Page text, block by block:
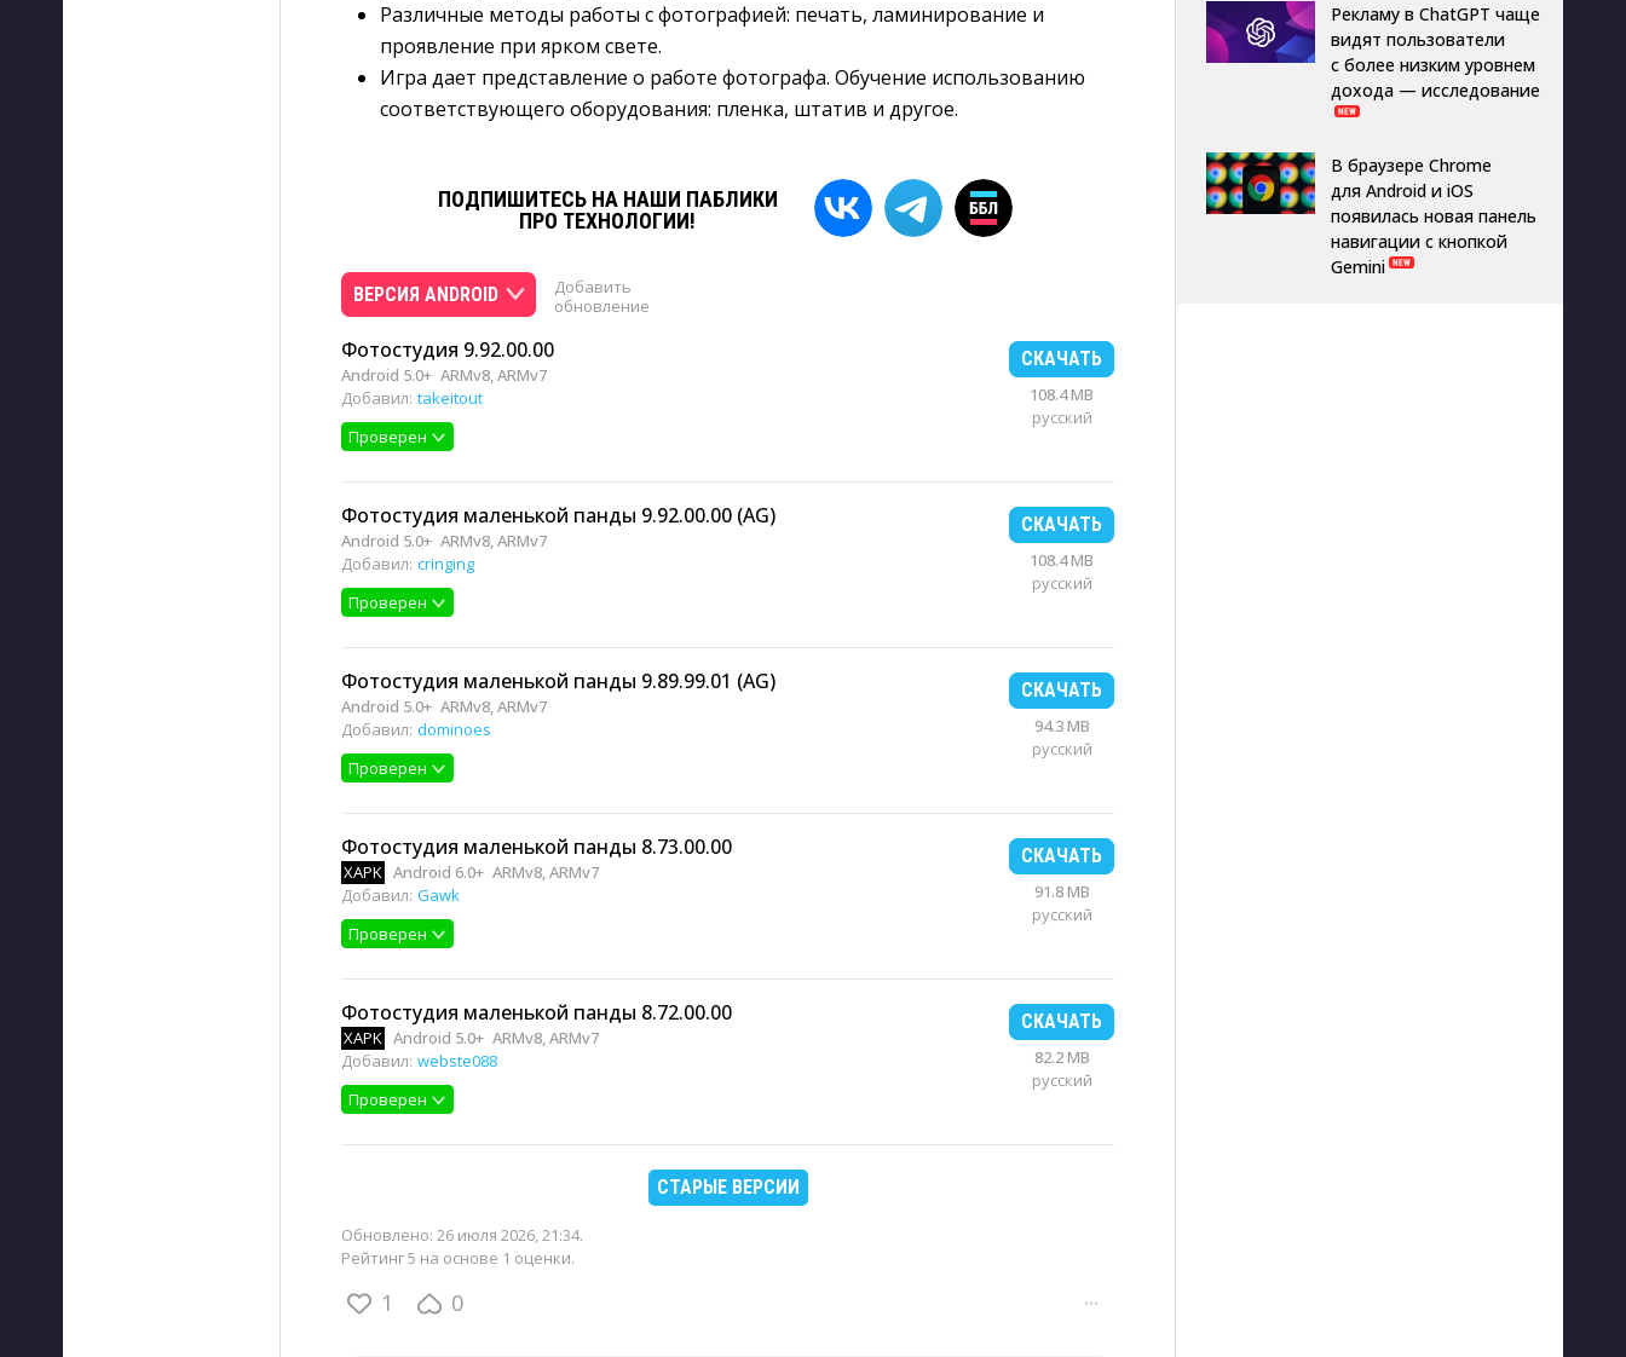
Различные методы работы с фотографией: печать, ламинирование и
проявление при ярком свете.
Игра дает представление о работе фотографа. Обучение использованию
соответствующего оборудования: пленка, штатив и другое.
ПОДПИШИТЕСЬ НА НАШИ ПАБЛИКИ
ПРО ТЕХНОЛОГИИ!
ВЕРСИЯ ANDROID
Добавить
обновление
Фотостудия 9.92.00.00
Android 5.0+ ARMv8, ARMv7
Добавил: takeitout
Проверен
СКАЧАТЬ
108.4 MB
русский
Фотостудия маленькой панды 9.92.00.00 (AG)
Android 5.0+ ARMv8, ARMv7
Добавил: cringing
Проверен
СКАЧАТЬ
108.4 MB
русский
Фотостудия маленькой панды 9.89.99.01 (AG)
Android 5.0+ ARMv8, ARMv7
Добавил: dominoes
Проверен
СКАЧАТЬ
94.3 MB
русский
Фотостудия маленькой панды 8.73.00.00
XAPK Android 6.0+ ARMv8, ARMv7
Добавил: Gawk
Проверен
СКАЧАТЬ
91.8 MB
русский
Фотостудия маленькой панды 8.72.00.00
XAPK Android 5.0+ ARMv8, ARMv7
Добавил: webste088
Проверен
СКАЧАТЬ
82.2 MB
русский
СТАРЫЕ ВЕРСИИ
Обновлено: 26 июля 2026, 21:34.
Рейтинг 5 на основе 1 оценки.
1 0 ···
Рекламу в ChatGPT чаще
видят пользователи
с более низким уровнем
дохода — исследование
В браузере Chrome
для Android и iOS
появилась новая панель
навигации с кнопкой
Gemini